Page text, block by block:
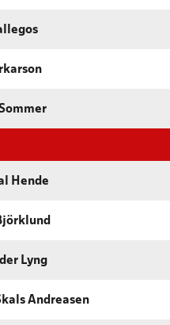
Sommer
Hende
Lyng
Andreasen